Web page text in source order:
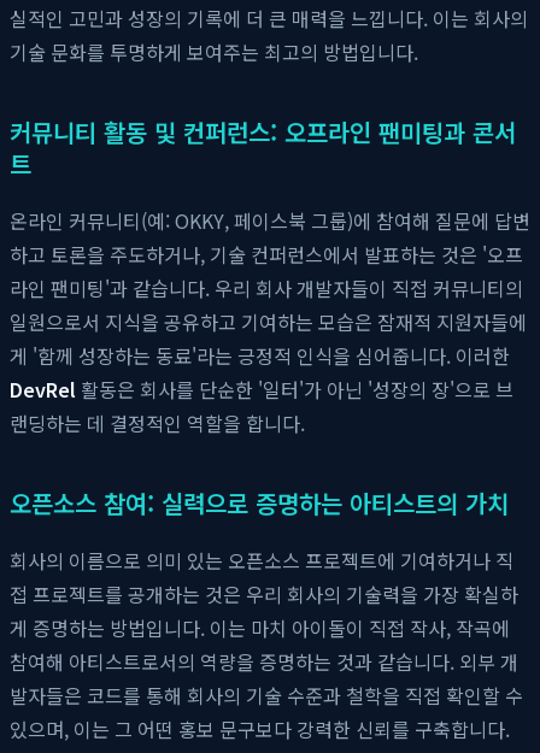
실적인 고민과 성장의 기록에 더 큰 매력을 느낍니다. 이는 회사의
기술 문화를 투명하게 보여주는 최고의 방법입니다.
커뮤니티 활동 및 컨퍼런스: 오프라인 팬미팅과 콘서
트
온라인 커뮤니티(예: OKKY, 페이스북 그룹)에 참여해 질문에 답변
하고 토론을 주도하거나, 기술 컨퍼런스에서 발표하는 것은 '오프
라인 팬미팅'과 같습니다. 우리 회사 개발자들이 직접 커뮤니티의
일원으로서 지식을 공유하고 기여하는 모습은 잠재적 지원자들에
게 '함께 성장하는 동료'라는 긍정적 인식을 심어줍니다. 이러한
DevRel 활동은 회사를 단순한 '일터'가 아닌 '성장의 장'으로 브
랜딩하는 데 결정적인 역할을 합니다.
오픈소스 참여: 실력으로 증명하는 아티스트의 가치
회사의 이름으로 의미 있는 오픈소스 프로젝트에 기여하거나 직
접 프로젝트를 공개하는 것은 우리 회사의 기술력을 가장 확실하
게 증명하는 방법입니다. 이는 마치 아이돌이 직접 작사, 작곡에
참여해 아티스트로서의 역량을 증명하는 것과 같습니다. 외부 개
발자들은 코드를 통해 회사의 기술 수준과 철학을 직접 확인할 수
있으며, 이는 그 어떤 홍보 문구보다 강력한 신뢰를 구축합니다.